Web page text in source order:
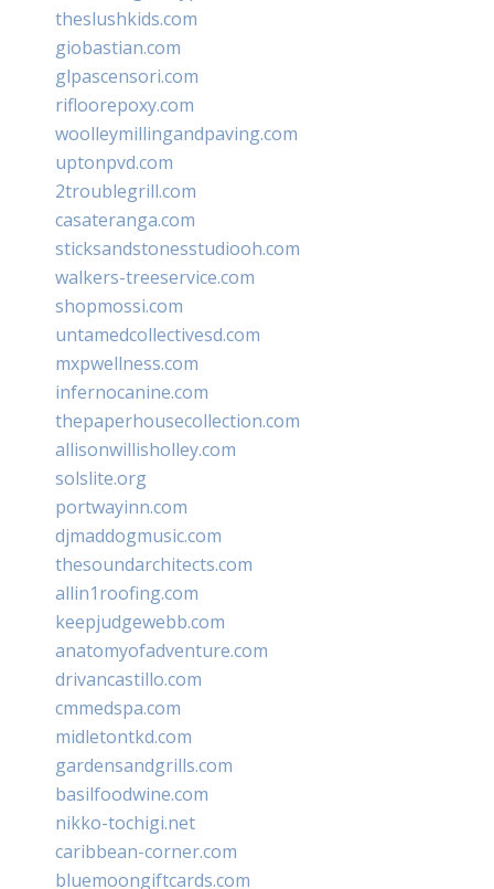
theslushkids.com
giobastian.com
glpascensori.com
rifloorepoxy.com
woolleymillingandpaving.com
uptonpvd.com
2troublegrill.com
casateranga.com
sticksandstonesstudiooh.com
walkers-treeservice.com
shopmossi.com
untamedcollectivesd.com
mxpwellness.com
infernocanine.com
thepaperhousecollection.com
allisonwillisholley.com
solslite.org
portwayinn.com
djmaddogmusic.com
thesoundarchitects.com
allin1roofing.com
keepjudgewebb.com
anatomyofadventure.com
drivancastillo.com
cmmedspa.com
midletontkd.com
gardensandgrills.com
basilfoodwine.com
nikko-tochigi.net
caribbean-corner.com
bluemoongiftcards.com